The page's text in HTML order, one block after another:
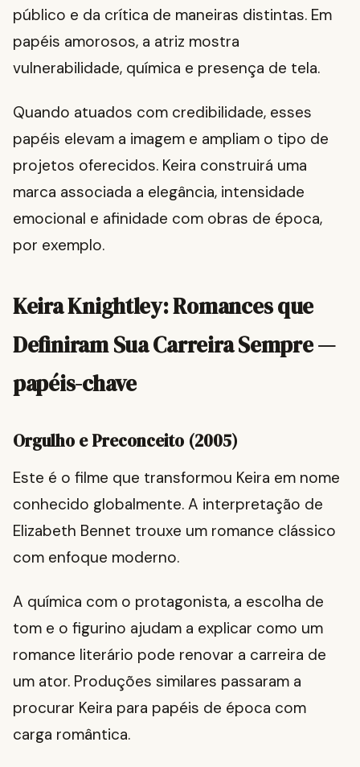
público e da crítica de maneiras distintas. Em
papéis amorosos, a atriz mostra
vulnerabilidade, química e presença de tela.
Quando atuados com credibilidade, esses
papéis elevam a imagem e ampliam o tipo de
projetos oferecidos. Keira construirá uma
marca associada a elegância, intensidade
emocional e afinidade com obras de época,
por exemplo.
Keira Knightley: Romances que
Definiram Sua Carreira Sempre —
papéis-chave
Orgulho e Preconceito (2005)
Este é o filme que transformou Keira em nome
conhecido globalmente. A interpretação de
Elizabeth Bennet trouxe um romance clássico
com enfoque moderno.
A química com o protagonista, a escolha de
tom e o figurino ajudam a explicar como um
romance literário pode renovar a carreira de
um ator. Produções similares passaram a
procurar Keira para papéis de época com
carga romântica.